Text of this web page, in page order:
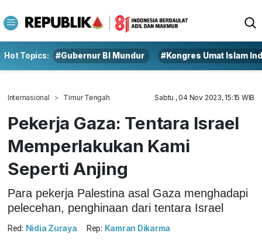
Hot Topics: #Gubernur BI Mundur #Kongres Umat Islam
Internasional Timur Tengah Sabtu , 04 Nov 2023, 15:15 WIB
Pekerja Gaza: Tentara Israel
Memperlakukan Kami
Seperti Anjing
Para pekerja Palestina asal Gaza menghadapi
pelecehan, penghinaan dari tentara Israel
Red: Nidia Zuraya Rep: Kamran Dikarma